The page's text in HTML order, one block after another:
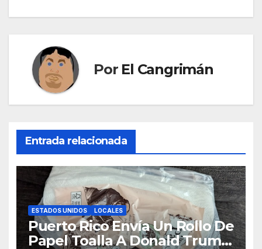
Por El Cangrimán
Entrada relacionada
ESTADOS UNIDOS LOCALES
Puerto Rico Envía Un Rollo De
Papel Toalla A Donald Trump